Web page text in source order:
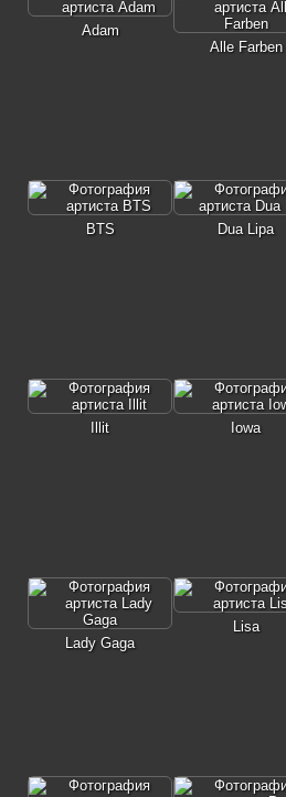
Adam
Alle Farben
BTS
Dua Lipa
Illit Iowa
Lady Gaga
Lisa